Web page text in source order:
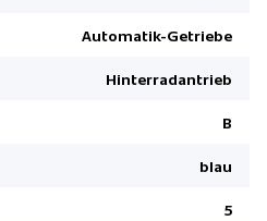
Automatik-Getriebe
Hinterradantrieb
B
blau
5